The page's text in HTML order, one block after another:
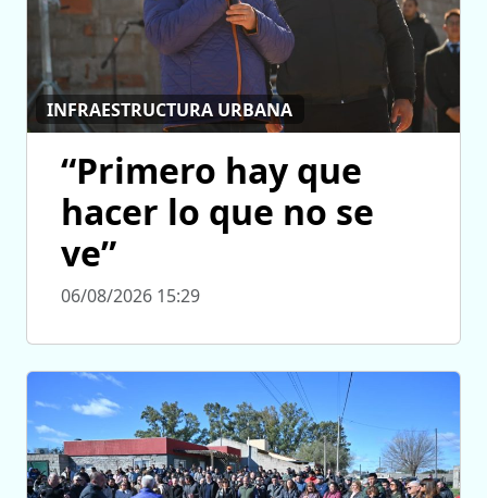
INFRAESTRUCTURA URBANA
“Primero hay que
hacer lo que no se
ve”
06/08/2026 15:29